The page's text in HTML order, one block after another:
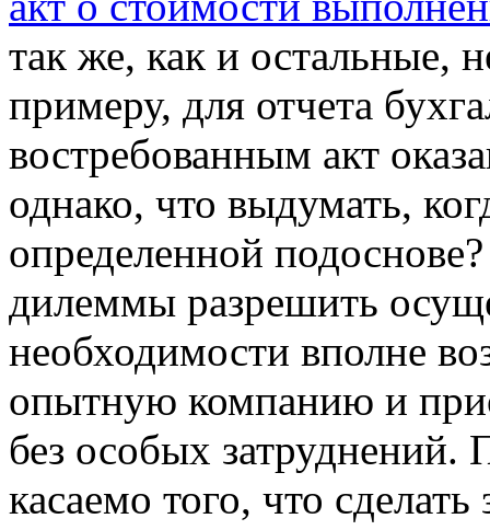
так же, как и остальные,
примеру, для отчета
востребованным акт
однако, что выдумать,
определенной
дилеммы разрешить
необходимости вполне
опытную компанию и
без особых
касаемо того, что